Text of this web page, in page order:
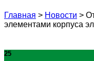
Главная > Новости >
элементами корпуса
25